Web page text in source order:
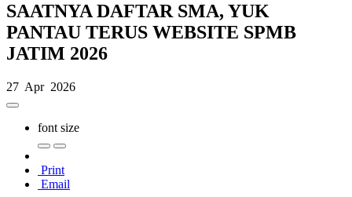
SAATNYA DAFTAR SMA, YUK
PANTAU TERUS WEBSITE SPMB
JATIM 2026
27 Apr 2026
font size
Print
Email